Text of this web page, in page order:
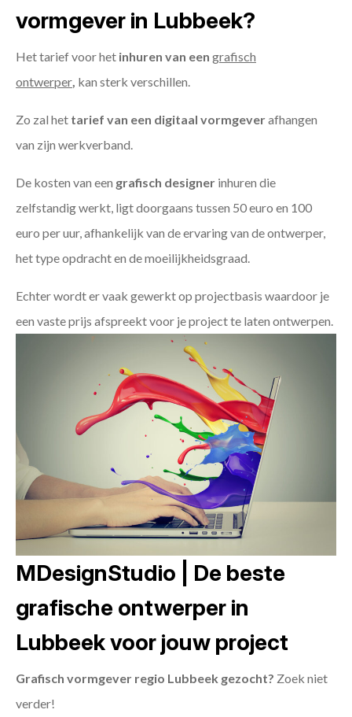
vormgever in Lubbeek?
Het tarief voor het inhuren van een grafisch
ontwerper kan sterk verschillen.
Zo zal het tarief van een digitaal vormgeverafhangen
van zijn werkverband.
De kosten van een grafisch designer inhuren die
zelfstandig werkt, ligt doorgaans tussen 50 euro en 100
euro per uur, afhankelijk van de ervaring van de ontwerper,
het type opdracht en de moeilijkheidsgraad.
Echter wordt er vaak gewerkt op projectbasis waardoor je
een vaste prijs afspreekt voor je project te laten ontwerpen.
MDesignStudio | De beste
grafische ontwerper in
Lubbeek voor jouw project
Grafisch vormgever regio Lubbeek gezocht? Zoek niet
verder!